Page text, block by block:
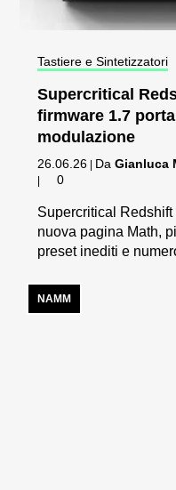
Tastiere e Sintetizzatori
Supercritical
firmware 1.7
modulazione
26.06.26 | DaGianluca
| 0
Supercritical
nuova pagina Math,
preset inediti e
NAMM